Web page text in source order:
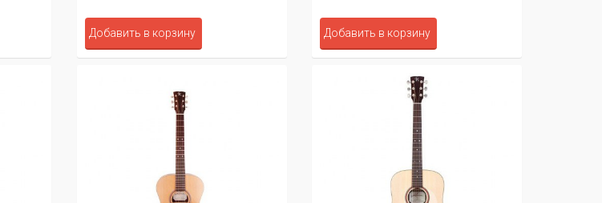
Добавить в корзину
Добавить в корзину